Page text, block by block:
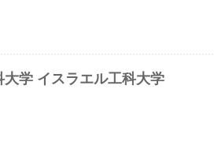
学 イスラエル工科大学